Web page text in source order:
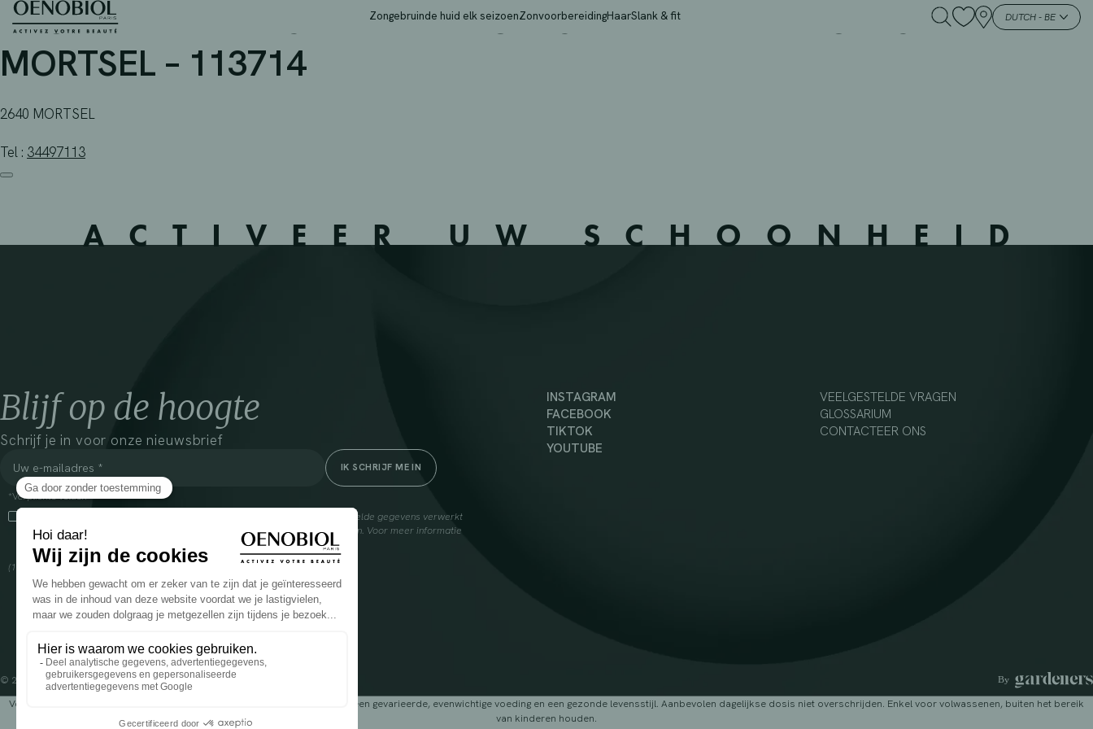
Skip
Zongebruinde huid elk seizoenZonvoorbereidingHaarSlank & fit DUTCH - BE
APOTHEEK MARKS FRANK – MORTSEL – 113714 – MORTSEL –
MORTSEL – 113714
2640 MORTSEL
Tel : 34497113
ACTIVEER UW SCHOONHEID
Blijf op de hoogte
Schrijf je in voor onze nieuwsbrief
*Verplichte velden
Door dit vakje aan te vinken, ga ik ermee akkoord dat Cooper(1) de verzamelde gegevens verwerkt
om mij commerciële informatie te sturen over zijn producten en aanbiedingen. Voor meer informatie
over het beheer van uw gegevens en uw rechten, klikhier
(1) Coopération pharmaceutique Française, RCS Melun 399 227 636
INSTAGRAM
FACEBOOK
TIKTOK
YOUTUBE
VEELGESTELDE VRAGEN
GLOSSARIUM
CONTACTEER ONS
© 2024 OENOBIOL PARIS
Voedingssupplement dat moet worden geconsumeerd als onderdeel van een gevarieerde, evenwichtige voeding en een gezonde levensstijl. Aanbevolen dagelijkse dosis niet overschrijden. Enkel voor volwassenen, buiten het bereik
van kinderen houden.